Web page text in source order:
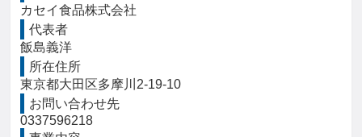
カセイ食品株式会社
代表者
飯島義洋
所在住所
東京都大田区多摩川2-19-10
お問い合わせ先
0337596218